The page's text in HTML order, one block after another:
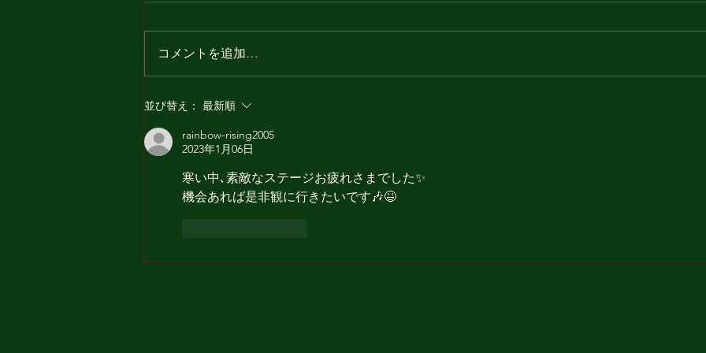
〜森で聴く癒し音の昼下が
り〜2025.11.2
コメントを追加…
並び替え： 最新順
rainbow-rising2005
2023年1月06日
寒い中､素敵なステージお疲れさまでした✨
機会あれば是非観に行きたいです🎶😆